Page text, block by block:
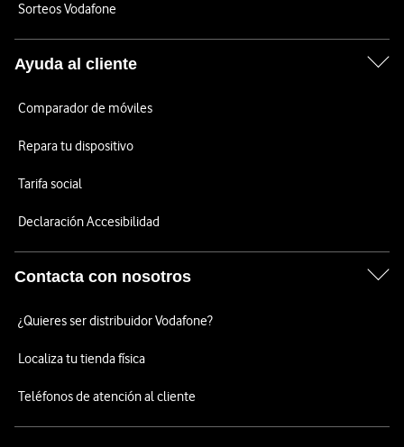
Sorteos Vodafone
Ayuda al cliente
Comparador de móviles
Repara tu dispositivo
Tarifa social
Declaración Accesibilidad
Contacta con nosotros
¿Quieres ser distribuidor Vodafone?
Localiza tu tienda física
Teléfonos de atención al cliente